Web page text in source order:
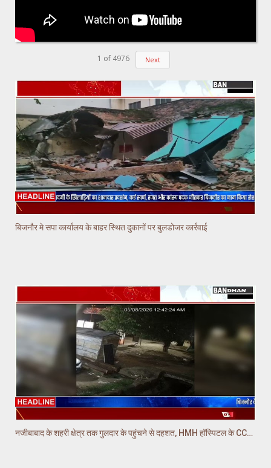
1 of 4976 Next
बिजनौर मे सपा कार्यालय के बाहर स्थित दुकानों पर बुलडोजर कार्रवाई
नजीबाबाद के शहरी क्षेत्र तक गुलदार के पहुंचने से दहशत, HMH हॉस्पिटल के CCTV में गुलदार कैद